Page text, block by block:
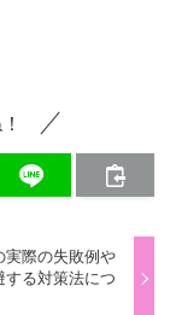
実際の失敗例や
する対策法につ